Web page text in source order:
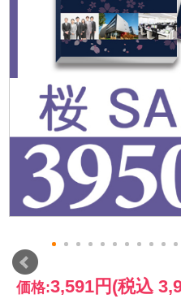
価格:3,591円 (税込